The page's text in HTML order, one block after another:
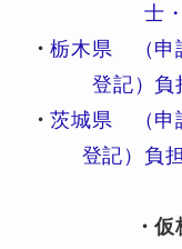
士
・栃木県 （申
登記）負
・茨城県 （申
登記）負
・